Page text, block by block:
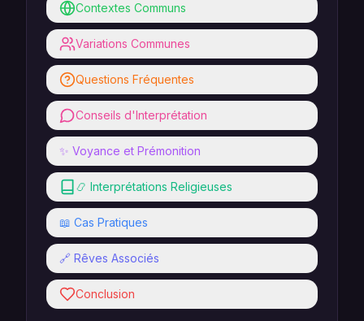
Contextes Communs
Variations Communes
Questions Fréquentes
Conseils d'Interprétation
✨ Voyance et Prémonition
📿 Interprétations Religieuses
📖 Cas Pratiques
🔗 Rêves Associés
Conclusion